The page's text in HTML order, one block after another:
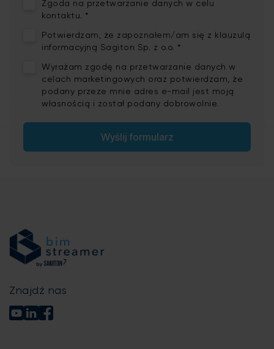
Zgoda na przetwarzanie danych w celu
kontaktu. *
Potwierdzam, że zapoznałem/am się z klauzulą
informacyjną Sagiton Sp. z o.o. *
Wyrażam zgodę na przetwarzanie danych w
celach marketingowych oraz potwierdzam, że
podany przeze mnie adres e-mail jest moją
własnością i został podany dobrowolnie.
Znajdź nas